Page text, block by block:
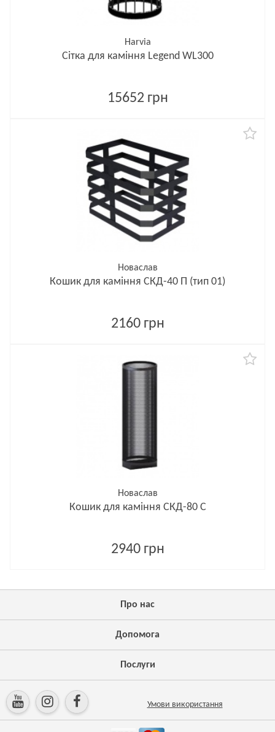
Harvia
Сітка для каміння Legend WL300
15652 грн
Новаслав
Кошик для каміння СКД-40 П (тип 01)
2160 грн
Новаслав
Кошик для каміння СКД-80 С
2940 грн
Про нас
Допомога
Послуги
Умови використання